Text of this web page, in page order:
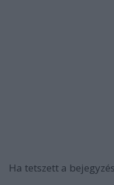
Ha tetszett a